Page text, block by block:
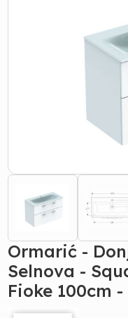
Ormarić -
Selnova -
Fioke 100cm